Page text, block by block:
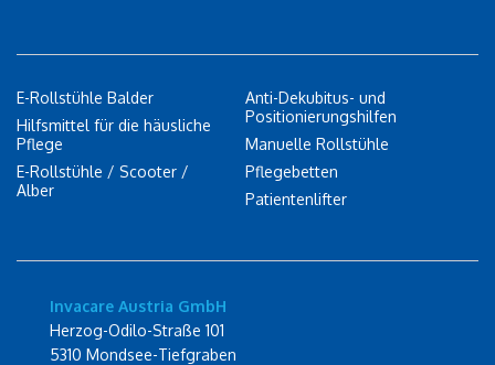
E-Rollstühle Balder
Hilfsmittel für die häusliche
Pflege
E-Rollstühle / Scooter /
Alber
Anti-Dekubitus- und
Positionierungshilfen
Manuelle Rollstühle
Pflegebetten
Patientenlifter
Invacare Austria GmbH
Herzog-Odilo-Straße 101
5310 Mondsee-Tiefgraben